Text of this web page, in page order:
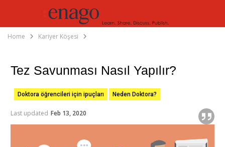
Home Kariyer Köşesi
Tez Savunması Nasıl Yapılır?
Doktora öğrencileri için ipuçları Neden Doktora?
Last updated Feb 13, 2020